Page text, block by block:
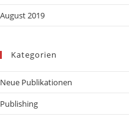
August 2019
Kategorien
Neue Publikationen
Publishing